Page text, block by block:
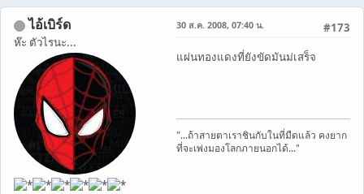
ไอ้เบิร์ด
ห๊ะ ตัวไรนะ...
#173
30 ส.ค. 2008, 07:40 น.
แผ่นทองแดงที่ยังขัดมันม่เสร็จ
"...ถ้าสายตาเราชินกับในที่มืดแล้ว คงยาก
ที่จะเพ่งมองโลกภายนอกได้..."